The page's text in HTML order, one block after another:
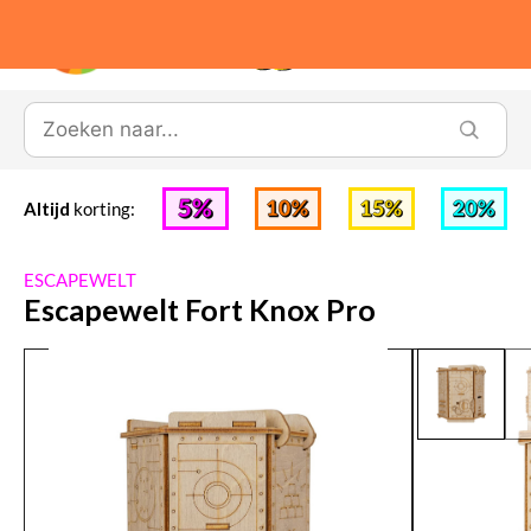
Altijd korting:
ESCAPEWELT
Escapewelt Fort Knox Pro